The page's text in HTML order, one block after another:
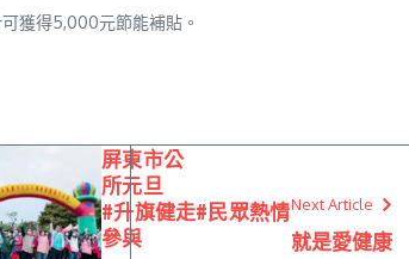
獲得5,000元節能補貼。
屏東市公
所元旦
#升旗健走#民眾熱情
參與
Next Article
就是愛健康